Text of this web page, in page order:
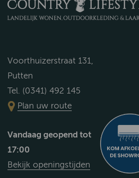
Voorthuizerstraat 131,
Putten
Tel. (0341) 492 145
Plan uw route
Vandaag geopend tot
17:00
Bekijk openingstijden